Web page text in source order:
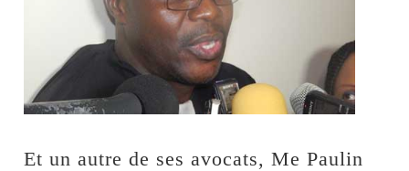
Et un autre de ses avocats, Me Paulin